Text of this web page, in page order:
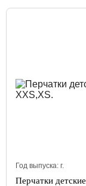
Год выпуска: г.
Перчатки